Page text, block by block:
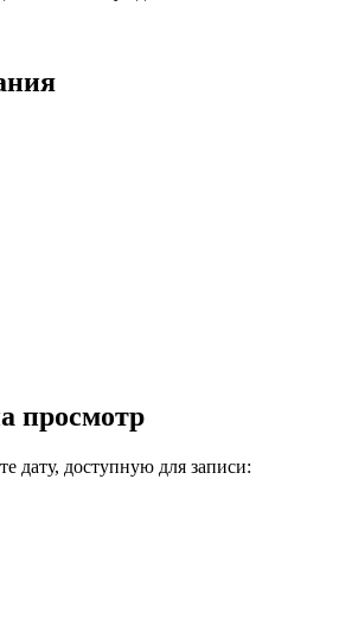
просмотр
дату, доступную для записи: